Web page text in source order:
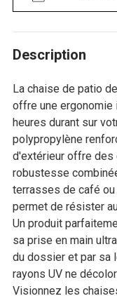
Description
La chaise de patio
offre une
heures durant sur
polypropylène
d'extérieur offre des
robustesse
terrasses de café
permet de résister
Un produit
sa prise en main
du dossier et par sa
rayons UV ne
Visionnez les